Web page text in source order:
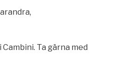
Ta gärna med